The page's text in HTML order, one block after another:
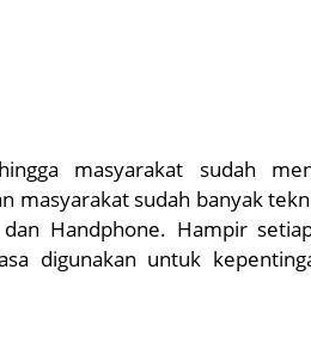
masyarakat sudah
masyarakat sudah banyak
Handphone. Hampir
digunakan untuk